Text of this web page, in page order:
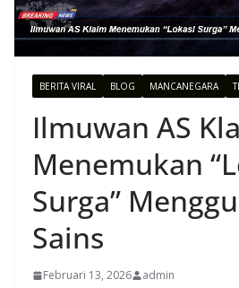
BERITA VIRAL BLOG MANCANEGARA
Ilmuwan AS
Menemukan
Surga”
Sains
Februari 13, 2026 admin